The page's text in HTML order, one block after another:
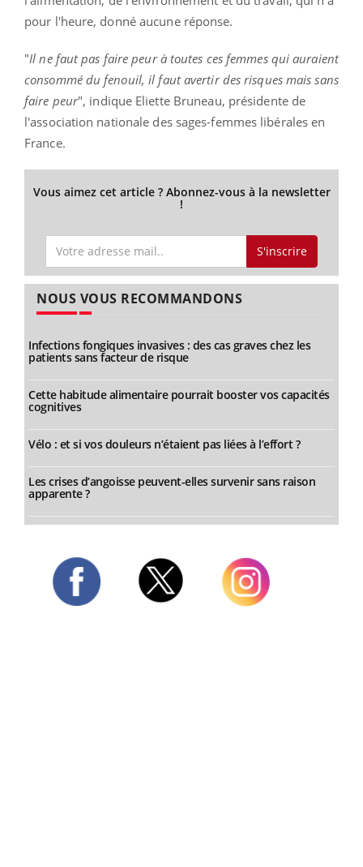
pour l'heure, donné aucune réponse.
"Il ne faut pas faire peur à toutes ces femmes qui auraient
consommé du fenouil, il faut avertir des risques mais sans
faire peur", indique Eliette Bruneau, présidente de
l'association nationale des sages-femmes libérales en
France.
Vous aimez cet article ? Abonnez-vous à la newsletter
!
S'inscrire
NOUS VOUS RECOMMANDONS
Infections fongiques invasives : des cas graves chez les
patients sans facteur de risque
Cette habitude alimentaire pourrait booster vos capacités
cognitives
Vélo : et si vos douleurs n’étaient pas liées à l’effort ?
Les crises d’angoisse peuvent-elles survenir sans raison
apparente ?